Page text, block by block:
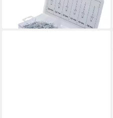
4,8 mm 400-tlg.
in 4-5 Werktagen bei dir